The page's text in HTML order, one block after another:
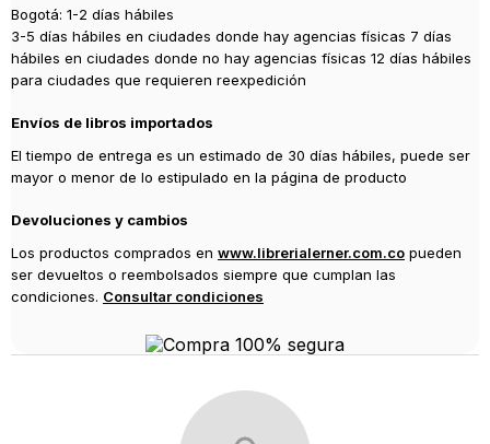
Bogotá: 1-2 días hábiles
3-5 días hábiles en ciudades donde hay agencias físicas 7 días
hábiles en ciudades donde no hay agencias físicas 12 días hábiles
para ciudades que requieren reexpedición
Envíos de libros importados
El tiempo de entrega es un estimado de 30 días hábiles, puede ser
mayor o menor de lo estipulado en la página de producto
Devoluciones y cambios
Los productos comprados en www.librerialerner.com.co pueden
ser devueltos o reembolsados siempre que cumplan las
condiciones. Consultar condiciones